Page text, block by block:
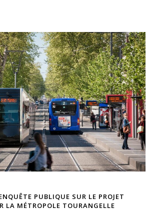
PUBLIQUE SUR LE PROJET
LA MÉTROPOLE TOURANGELLE